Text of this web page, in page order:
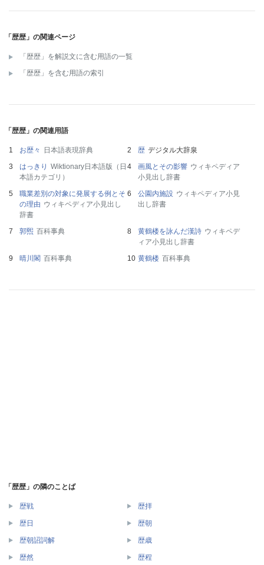
「歴歴」の関連ページ
「歴歴」を解説文に含む用語の一覧
「歴歴」を含む用語の索引
「歴歴」の関連用語
お歴々 日本語表現辞典 歴 デジタル大辞泉
はっきり Wiktionary日本語版（日
本語カテゴリ）
画風とその影響 ウィキペディア
小見出し辞書
職業差別の対象に発展する例とそ
の理由 ウィキペディア小見出し
辞書
公園内施設 ウィキペディア小見
出し辞書
郭煕 百科事典 黄鶴楼を詠んだ漢詩 ウィキペデ
ィア小見出し辞書
晴川閣 百科事典 黄鶴楼 百科事典
「歴歴」の隣のことば
歴戦 歴拝
歴日 歴朝
歴朝詔詞解 歴歳
歴然 歴程